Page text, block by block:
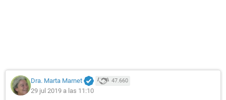
Dra. Marta Marnet 47.660
29 jul 2019 a las 11:10